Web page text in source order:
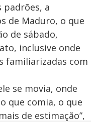
padrões, a
de Maduro, o que
de sábado,
inclusive onde
familiarizadas com
se movia, onde
que comia, o que
de estimação”,